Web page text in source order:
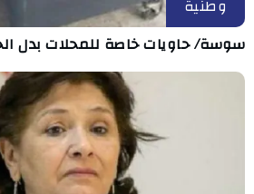
وطنية
سوسة/ حاويات خاصة للمحلات بدل